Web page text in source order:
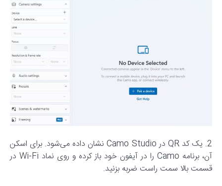
2. یک کد QR در Camo Studio نشان داده می‌شود. برای اسکن
آن، برنامه Camo را در آیفون خود باز کرده و روی نماد Wi-Fi در
قسمت بالا سمت راست ضربه بزنید.